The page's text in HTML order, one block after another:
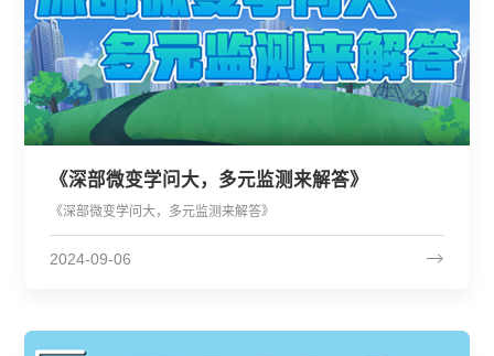
《深部微变学问大，多元监测来解答》
《深部微变学问大，多元监测来解答》
2024-09-06